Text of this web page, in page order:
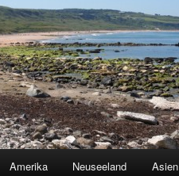
Amerika Neuseeland Asien